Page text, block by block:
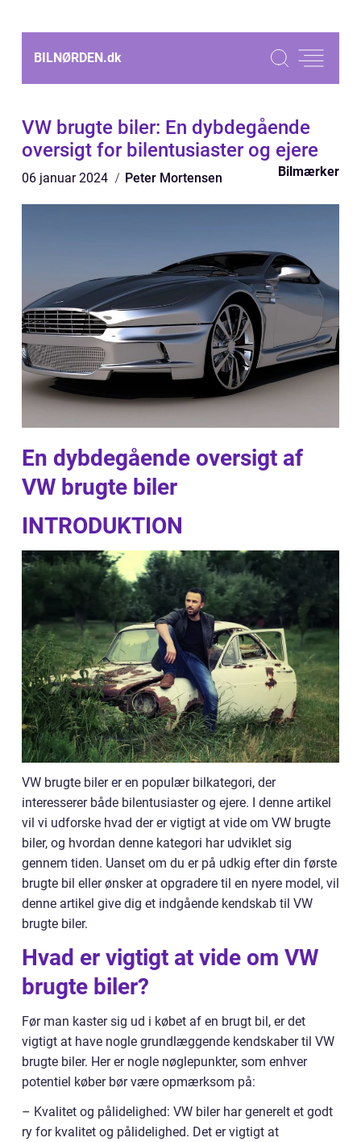
BILNØRDEN.dk
VW brugte biler: En dybdegående
oversigt for bilentusiaster og ejere
06 januar 2024 Peter Mortensen Bilmærker
En dybdegående oversigt af
VW brugte biler
INTRODUKTION
VW brugte biler er en populær bilkategori, der
interesserer både bilentusiaster og ejere. I denne artikel
vil vi udforske hvad der er vigtigt at vide om VW brugte
biler, og hvordan denne kategori har udviklet sig
gennem tiden. Uanset om du er på udkig efter din første
brugte bil eller ønsker at opgradere til en nyere model, vil
denne artikel give dig et indgående kendskab til VW
brugte biler.
Hvad er vigtigt at vide om VW
brugte biler?
Før man kaster sig ud i købet af en brugt bil, er det
vigtigt at have nogle grundlæggende kendskaber til VW
brugte biler. Her er nogle nøglepunkter, som enhver
potentiel køber bør være opmærksom på:
– Kvalitet og pålidelighed: VW biler har generelt et godt
ry for kvalitet og pålidelighed. Det er vigtigt at